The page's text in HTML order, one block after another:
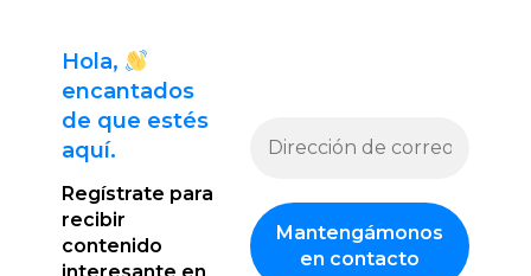
Hola,
encantados
de que estés
aquí.
Regístrate para
recibir
contenido